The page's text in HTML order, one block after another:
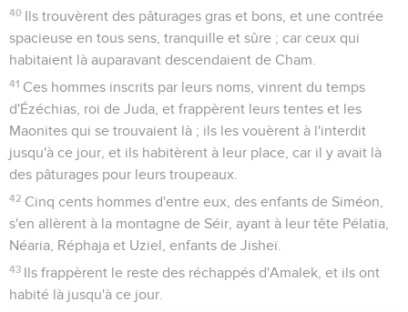
40 Ils trouvèrent des pâturages gras et bons, et une contrée
spacieuse en tous sens, tranquille et sûre ; car ceux qui
habitaient là auparavant descendaient de Cham.
41 Ces hommes inscrits par leurs noms, vinrent du temps
d'Ézéchias, roi de Juda, et frappèrent leurs tentes et les
Maonites qui se trouvaient là ; ils les vouèrent à l'interdit
jusqu'à ce jour, et ils habitèrent à leur place, car il y avait là
des pâturages pour leurs troupeaux.
42 Cinq cents hommes d'entre eux, des enfants de Siméon,
s'en allèrent à la montagne de Séir, ayant à leur tête Pélatia,
Néaria, Réphaja et Uziel, enfants de Jisheï.
43 Ils frappèrent le reste des réchappés d'Amalek, et ils ont
habité là jusqu'à ce jour.